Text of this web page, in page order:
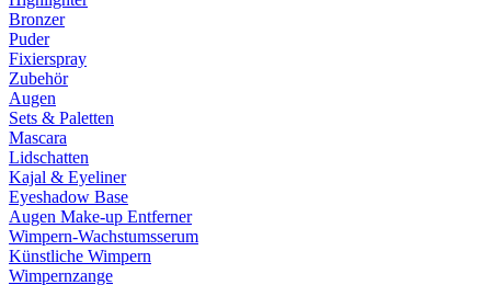
Bronzer
Puder
Fixierspray
Zubehör
Augen
Sets & Paletten
Mascara
Lidschatten
Kajal & Eyeliner
Eyeshadow Base
Augen Make-up Entferner
Wimpern-Wachstumsserum
Künstliche Wimpern
Wimpernzange